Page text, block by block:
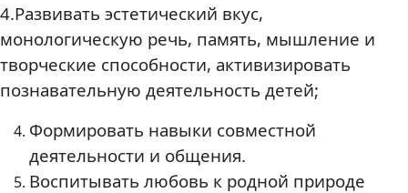
4.Развивать эстетический вкус,
монологическую речь, память, мышление и
творческие способности, активизировать
познавательную деятельность детей;
Формировать навыки совместной
деятельности и общения.
Воспитывать любовь к родной природе